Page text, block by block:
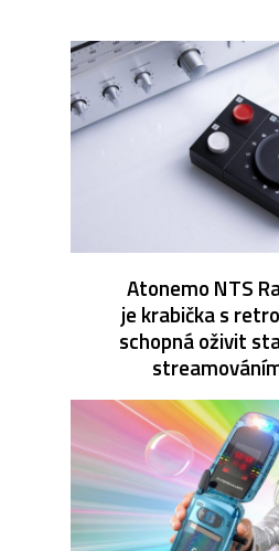
Atonemo NTS
je krabička s
schopná oživit